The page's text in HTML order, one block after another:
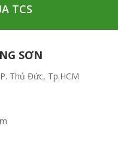
TCS
SƠN
Thủ Đức, Tp.HCM